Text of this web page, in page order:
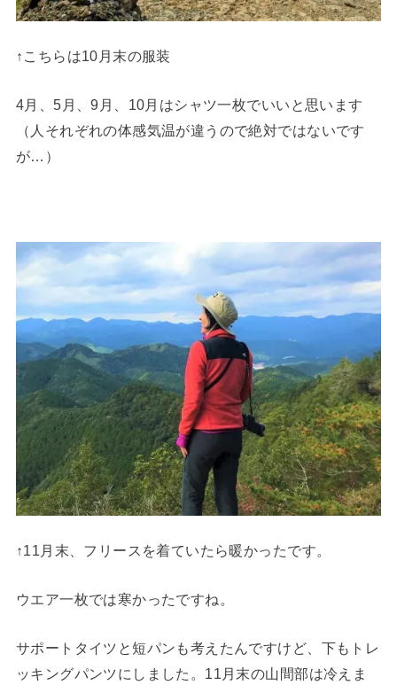
↑こちらは10月末の服装
4月、5月、9月、10月はシャツ一枚でいいと思います
（人それぞれの体感気温が違うので絶対ではないです
が…）
↑11月末、フリースを着ていたら暖かったです。
ウエア一枚では寒かったですね。
サポートタイツと短パンも考えたんですけど、下もトレ
ッキングパンツにしました。11月末の山間部は冷えま